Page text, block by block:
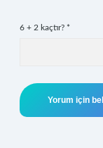
6 + 2 kaçtır? *